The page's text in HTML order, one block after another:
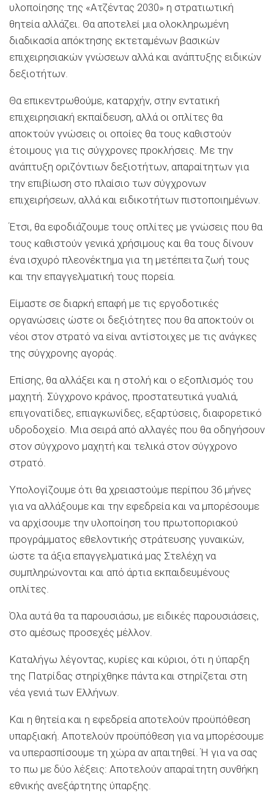
υλοποίησης της «Ατζέντας 2030» η στρατιωτική
θητεία αλλάζει. Θα αποτελεί μια ολοκληρωμένη
διαδικασία απόκτησης εκτεταμένων βασικών
επιχειρησιακών γνώσεων αλλά και ανάπτυξης ειδικών
δεξιοτήτων.
Θα επικεντρωθούμε, καταρχήν, στην εντατική
επιχειρησιακή εκπαίδευση, αλλά οι οπλίτες θα
αποκτούν γνώσεις οι οποίες θα τους καθιστούν
έτοιμους για τις σύγχρονες προκλήσεις. Με την
ανάπτυξη οριζόντιων δεξιοτήτων, απαραίτητων για
την επιβίωση στο πλαίσιο των σύγχρονων
επιχειρήσεων, αλλά και ειδικοτήτων πιστοποιημένων.
Έτσι, θα εφοδιάζουμε τους οπλίτες με γνώσεις που θα
τους καθιστούν γενικά χρήσιμους και θα τους δίνουν
ένα ισχυρό πλεονέκτημα για τη μετέπειτα ζωή τους
και την επαγγελματική τους πορεία.
Είμαστε σε διαρκή επαφή με τις εργοδοτικές
οργανώσεις ώστε οι δεξιότητες που θα αποκτούν οι
νέοι στον στρατό να είναι αντίστοιχες με τις ανάγκες
της σύγχρονης αγοράς.
Επίσης, θα αλλάξει και η στολή και ο εξοπλισμός του
μαχητή. Σύγχρονο κράνος, προστατευτικά γυαλιά,
επιγονατίδες, επιαγκωνίδες, εξαρτύσεις, διαφορετικό
υδροδοχείο. Μια σειρά από αλλαγές που θα οδηγήσουν
στον σύγχρονο μαχητή και τελικά στον σύγχρονο
στρατό.
Υπολογίζουμε ότι θα χρειαστούμε περίπου 36 μήνες
για να αλλάξουμε και την εφεδρεία και να μπορέσουμε
να αρχίσουμε την υλοποίηση του πρωτοποριακού
προγράμματος εθελοντικής στράτευσης γυναικών,
ώστε τα άξια επαγγελματικά μας Στελέχη να
συμπληρώνονται και από άρτια εκπαιδευμένους
οπλίτες.
Όλα αυτά θα τα παρουσιάσω, με ειδικές παρουσιάσεις,
στο αμέσως προσεχές μέλλον.
Καταλήγω λέγοντας, κυρίες και κύριοι, ότι η ύπαρξη
της Πατρίδας στηρίχθηκε πάντα και στηρίζεται στη
νέα γενιά των Ελλήνων.
Και η θητεία και η εφεδρεία αποτελούν προϋπόθεση
υπαρξιακή. Αποτελούν προϋπόθεση για να μπορέσουμε
να υπερασπίσουμε τη χώρα αν απαιτηθεί. Ή για να σας
το πω με δύο λέξεις: Αποτελούν απαραίτητη συνθήκη
εθνικής ανεξάρτητης ύπαρξης.